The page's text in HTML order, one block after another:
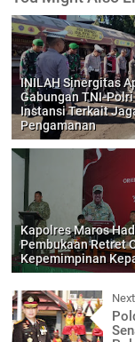
INILAH Sinergitas
Gabungan TNI-Polri
Instansi Terkait
Pengamanan
Kapolres Maros
Pembukaan Retret
Kepemimpinan
Next